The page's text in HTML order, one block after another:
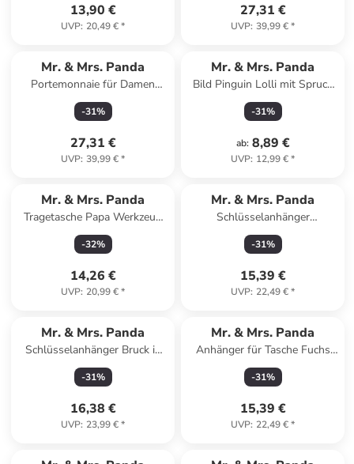
13,90 €
UVP: 20,49 €*
27,31 €
UVP: 39,99 €*
Mr. & Mrs. Panda
Portemonnaie für Damen
Erdmännchen ohne Spruch in
Grau Pastell
-31%
27,31 €
UVP: 39,99 €*
Mr. & Mrs. Panda
Bild Pinguin Lolli mit Spruch
in Kreidetafel
-31%
ab: 8,89 €
UVP: 12,99 €*
Mr. & Mrs. Panda
Tragetasche Papa Werkzeug
mit Spruch in Schwarz
-32%
14,26 €
UVP: 20,99 €*
Mr. & Mrs. Panda
Schlüsselanhänger
Sternzeichen Fische ohne
Spruch in Sternenhimmel Blau
-31%
15,39 €
UVP: 22,49 €*
Mr. & Mrs. Panda
Schlüsselanhänger Bruck in
der Oberpfalz mit Sp... in
Braun
-31%
16,38 €
UVP: 23,99 €*
Mr. & Mrs. Panda
Anhänger für Tasche Fuchs
Koch ohne Spruch in Türkis
Pastell
-31%
15,39 €
UVP: 22,49 €*